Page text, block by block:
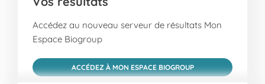
Accédez au nouveau serveur de résultats Mon
Espace Biogroup
ACCÉDEZ À MON ESPACE BIOGROUP